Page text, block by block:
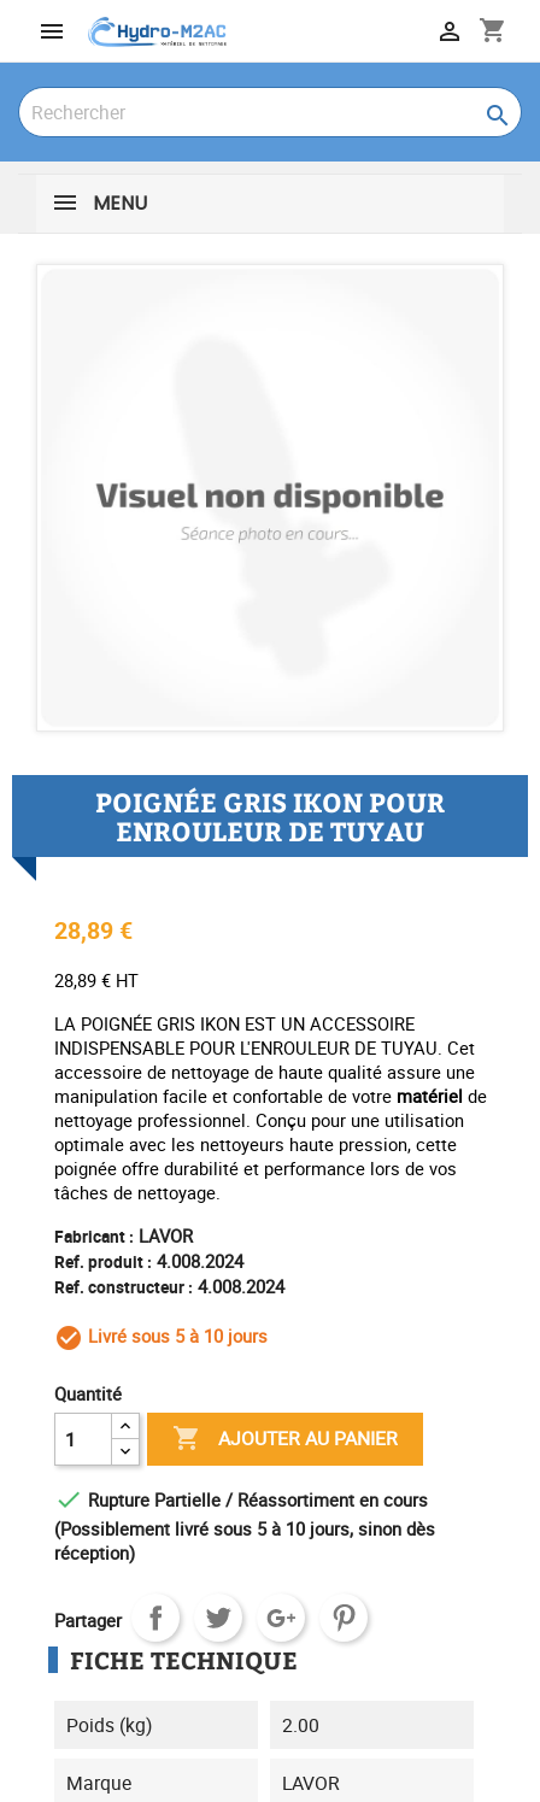
 shopping_cart


MENU
POIGNÉE GRIS IKON POUR
ENROULEUR DE TUYAU
28,89 €
28,89 € HT
LA POIGNÉE GRIS IKON EST UN ACCESSOIRE
INDISPENSABLE POUR L'ENROULEUR DE TUYAU. Cet
accessoire de nettoyage de haute qualité assure une
manipulation facile et confortable de votre matériel de
nettoyage professionnel. Conçu pour une utilisation
optimale avec les nettoyeurs haute pression, cette
poignée offre durabilité et performance lors de vos
tâches de nettoyage.
Fabricant : LAVOR
Ref. produit : 4.008.2024
Ref. constructeur : 4.008.2024
check_circle_outline
Livré sous 5 à 10 jours
Quantité
 AJOUTER AU PANIER
 Rupture Partielle / Réassortiment en cours
(Possiblement livré sous 5 à 10 jours, sinon dès
réception)
Partager
FICHE TECHNIQUE
Poids (kg) 2.00
Marque LAVOR